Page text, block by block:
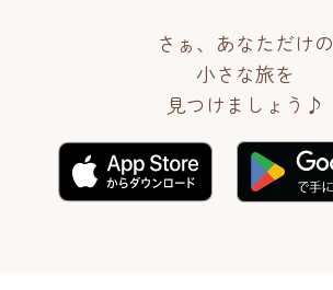
さぁ、あなただけの
小さな旅を
見つけましょう♪